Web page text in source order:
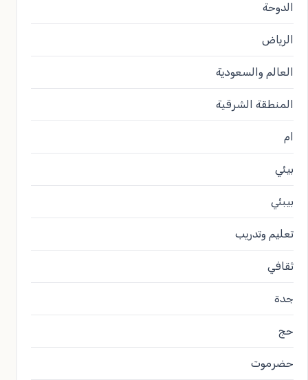
الدوحة
الرياض
العالم والسعودية
المنطقة الشرقية
ام
بيئي
بيبئي
تعليم وتدريب
ثقافي
جدة
حج
حضرموت